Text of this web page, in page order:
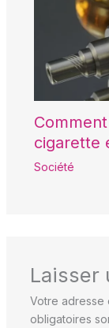
cigarette
Société
Laisser
Votre adresse
obligatoires